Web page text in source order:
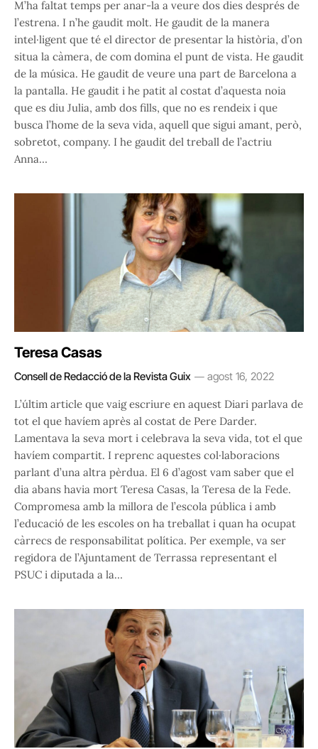
M’ha faltat temps per anar-la a veure dos dies després de
l’estrena. I n’he gaudit molt. He gaudit de la manera
intel·ligent que té el director de presentar la història, d’on
situa la càmera, de com domina el punt de vista. He gaudit
de la música. He gaudit de veure una part de Barcelona a
la pantalla. He gaudit i he patit al costat d’aquesta noia
que es diu Julia, amb dos fills, que no es rendeix i que
busca l’home de la seva vida, aquell que sigui amant, però,
sobretot, company. I he gaudit del treball de l’actriu
Anna…
Teresa Casas
Consell de Redacció de la Revista Guix agost 16, 2022
L’últim article que vaig escriure en aquest Diari parlava de
tot el que havíem après al costat de Pere Darder.
Lamentava la seva mort i celebrava la seva vida, tot el que
havíem compartit. I reprenc aquestes col·laboracions
parlant d’una altra pèrdua. El 6 d’agost vam saber que el
dia abans havia mort Teresa Casas, la Teresa de la Fede.
Compromesa amb la millora de l’escola pública i amb
l’educació de les escoles on ha treballat i quan ha ocupat
càrrecs de responsabilitat política. Per exemple, va ser
regidora de l’Ajuntament de Terrassa representant el
PSUC i diputada a la…